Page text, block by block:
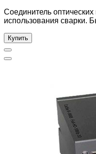
Соединитель
использования сварки.
Купить